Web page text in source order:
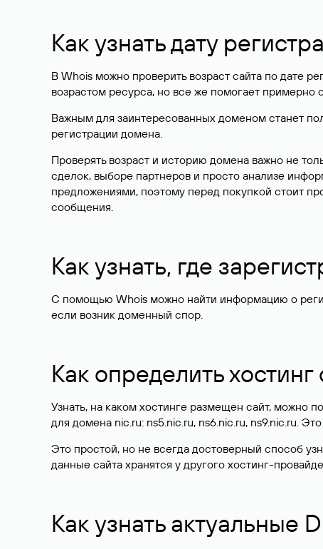
Как узнать дату
В Whois можно проверить возраст сайта по дате
возрастом ресурса, но все же помогает примерно
Важным для заинтересованных доменом станет
регистрации домена.
Проверять возраст и историю домена важно не
сделок, выборе партнеров и просто анализе
предложениями, поэтому перед покупкой стоит
сообщения.
Как узнать, где
С помощью Whois можно найти информацию о
если возник доменный спор.
Как определить
Узнать, на каком хостинге размещен сайт, можно
для домена nic.ru: ns5.nic.ru, ns6.nic.ru, ns9.nic.ru.
Это простой, но не всегда достоверный способ
данные сайта хранятся у другого хостинг-
Как узнать актуальные